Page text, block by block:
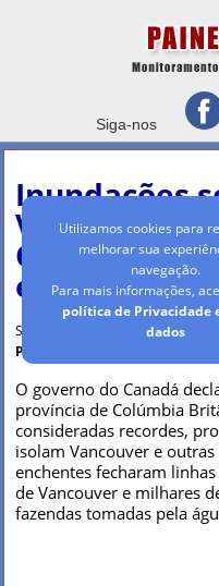
Siga-nos
Inundações
Vancouver e
Canadá
emergência
Sexta-feira, 19 nov 2021 - 16h56
Por Maria Clara Machado
O governo do Canadá
província de Colúmbia
consideradas recordes,
isolam Vancouver e
enchentes fecharam
de Vancouver e milhares
fazendas tomadas pela
Utilizamos cookies para
melhorar sua
navegação.
Para mais informações,
política de Privacidade
dados